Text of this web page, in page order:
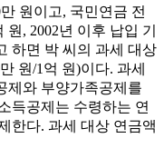
원이고, 국민연금 전
, 2002년 이후 납입 기
하면 박 씨의 과세 대상
원/1억 원)이다. 과세
제와 부양가족공제를
득공제는 수령하는 연
한다. 과세 대상 연금액